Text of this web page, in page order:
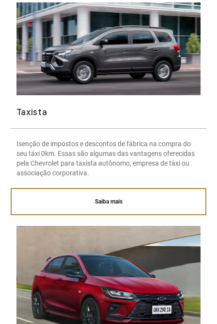
Taxista
Isenção de impostos e descontos de fábrica na compra do
seu táxi 0km. Essas são algumas das vantagens oferecidas
pela Chevrolet para taxista autônomo, empresa de táxi ou
associação corporativa.
Saiba mais